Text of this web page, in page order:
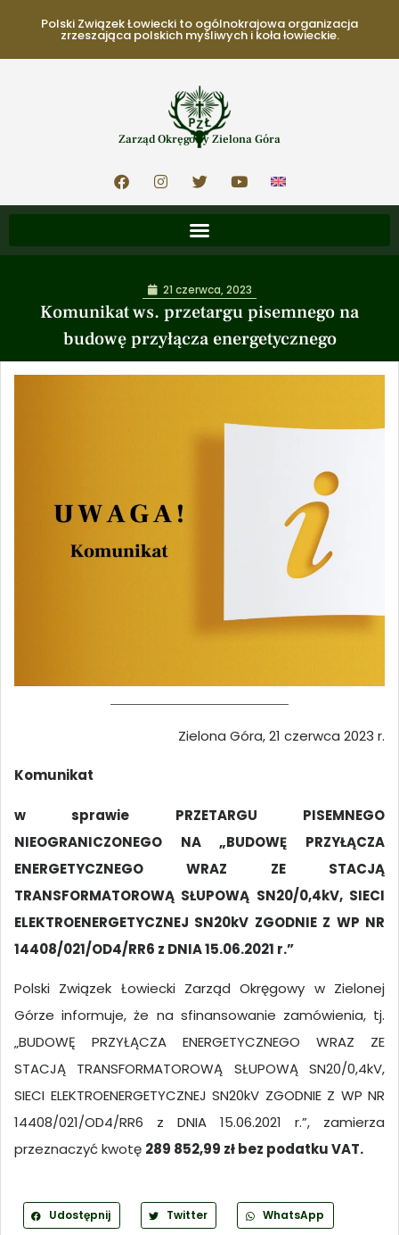
Polski Związek Łowiecki to ogólnokrajowa organizacja
zrzeszająca polskich myśliwych i koła łowieckie.
Zarząd Okręgowy Zielona Góra
Komunikat ws. przetargu pisemnego na
budowę przyłącza energetycznego
21 czerwca, 2023
Zielona Góra, 21 czerwca 2023 r.
Komunikat
w sprawie PRZETARGU PISEMNEGO
NIEOGRANICZONEGO NA „BUDOWĘ PRZYŁĄCZA
ENERGETYCZNEGO WRAZ ZE STACJĄ
TRANSFORMATOROWĄ SŁUPOWĄ SN20/0,4kV, SIECI
ELEKTROENERGETYCZNEJ SN20kV ZGODNIE Z WP NR
14408/021/OD4/RR6 z DNIA 15.06.2021 r.”
Polski Związek Łowiecki Zarząd Okręgowy w Zielonej
Górze informuje, że na sfinansowanie zamówienia, tj.
„BUDOWĘ PRZYŁĄCZA ENERGETYCZNEGO WRAZ ZE
STACJĄ TRANSFORMATOROWĄ SŁUPOWĄ SN20/0,4kV,
SIECI ELEKTROENERGETYCZNEJ SN20kV ZGODNIE Z WP NR
14408/021/OD4/RR6 z DNIA 15.06.2021 r.”, zamierza
przeznaczyć kwotę 289 852,99 zł bez podatku VAT.
Udostępnij Twitter WhatsApp